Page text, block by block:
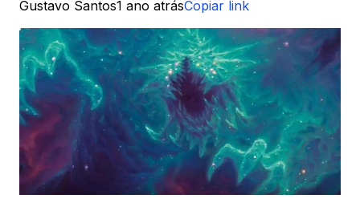
Gustavo Santos1 ano atrásCopiar link